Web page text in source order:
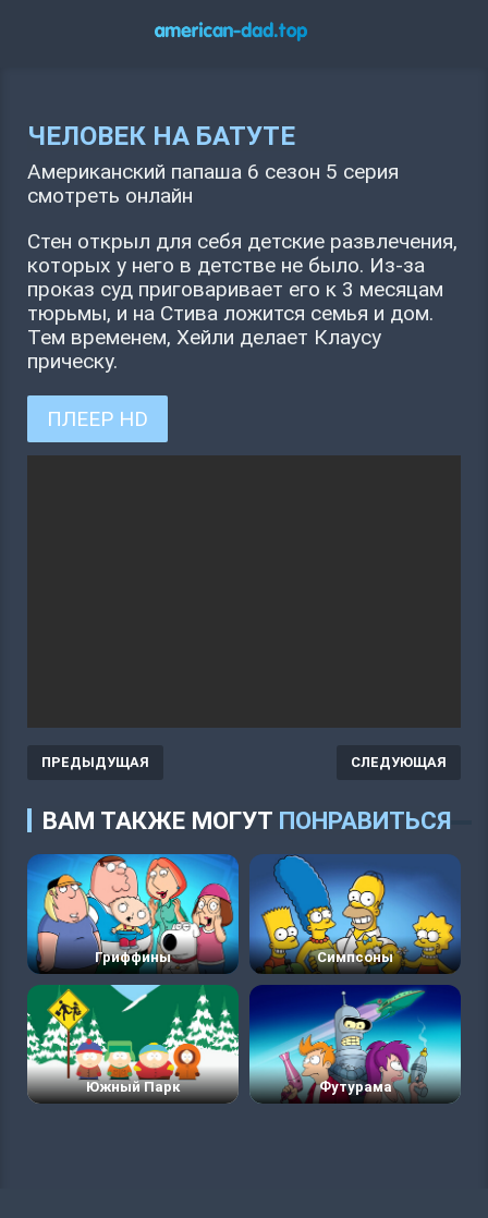
ЧЕЛОВЕК НА БАТУТЕ
Американский папаша 6 сезон 5 серия
смотреть онлайн
Стен открыл для себя детские развлечения,
которых у него в детстве не было. Из-за
проказ суд приговаривает его к 3 месяцам
тюрьмы, и на Стива ложится семья и дом.
Тем временем, Хейли делает Клаусу
прическу.
ПЛЕЕР HD
ПРЕДЫДУЩАЯ СЛЕДУЮЩАЯ
ВАМ ТАКЖЕ МОГУТ ПОНРАВИТЬСЯ
Гриффины Симпсоны
Южный Парк Футурама